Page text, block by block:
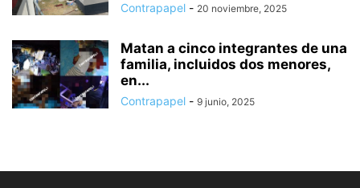
Contrapapel - 20 noviembre, 2025
Matan a cinco integrantes de una
familia, incluidos dos menores,
en...
Contrapapel - 9 junio, 2025